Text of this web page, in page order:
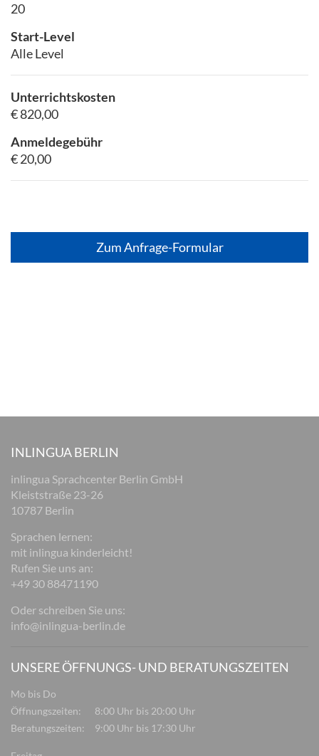
20
Start-Level
Alle Level
Unterrichtskosten
€ 820,00
Anmeldegebühr
€ 20,00
Zum Anfrage-Formular
INLINGUA BERLIN
inlingua Sprachcenter Berlin GmbH
Kleiststraße 23-26
10787 Berlin
Sprachen lernen:
mit inlingua kinderleicht!
Rufen Sie uns an:
+49 30 88471190
Oder schreiben Sie uns:
info@inlingua-berlin.de
UNSERE ÖFFNUNGS- UND BERATUNGSZEITEN
Mo bis Do
Öffnungszeiten:
8:00 Uhr bis 20:00 Uhr
Beratungszeiten:
9:00 Uhr bis 17:30 Uhr